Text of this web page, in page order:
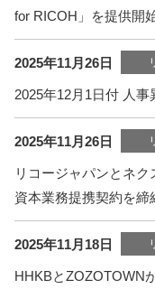
for RICOH」を提供開
2025年11月26日
2025年12月1日付 人
2025年11月26日
リコージャパンとネ
資本業務提携契約を締
2025年11月18日
HHKBとZOZOTOWN